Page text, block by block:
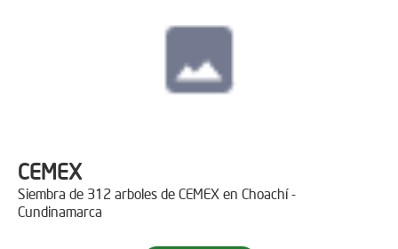
CEMEX
Siembra de 312 arboles de CEMEX en Choachí -
Cundinamarca